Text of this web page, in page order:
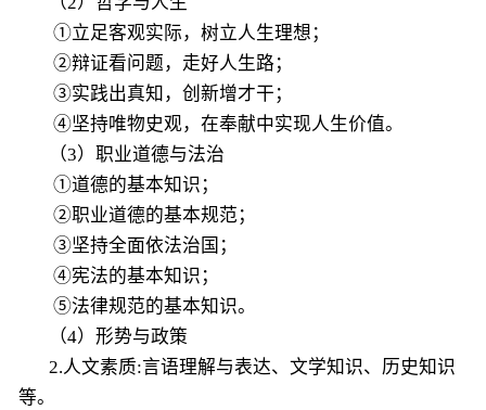
①立足客观实际，树立人生理想；
②辩证看问题，走好人生路；
③实践出真知，创新增才干；
④坚持唯物史观，在奉献中实现人生价值。
（3）职业道德与法治
①道德的基本知识；
②职业道德的基本规范；
③坚持全面依法治国；
④宪法的基本知识；
⑤法律规范的基本知识。
（4）形势与政策
2.人文素质:言语理解与表达、文学知识、历史知识
等。